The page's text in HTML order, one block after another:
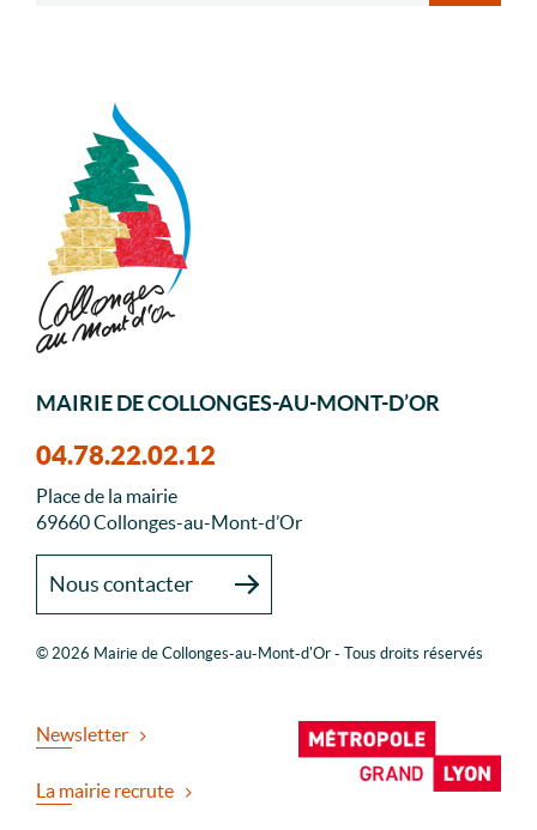
MAIRIE DE COLLONGES-AU-MONT-D’OR
04.78.22.02.12
Place de la mairie
69660 Collonges-au-Mont-d’Or
Nous contacter
© 2026 Mairie de Collonges-au-Mont-d'Or - Tous droits réservés
Newsletter
La mairie recrute